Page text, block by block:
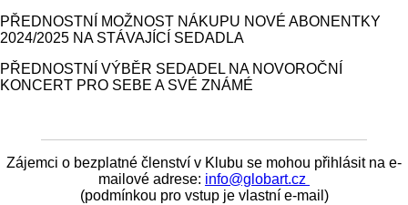
PŘEDNOSTNÍ MOŽNOST NÁKUPU NOVÉ ABONENTKY
2024/2025 NA STÁVAJÍCÍ SEDADLA
PŘEDNOSTNÍ VÝBĚR SEDADEL NA NOVOROČNÍ
KONCERT PRO SEBE A SVÉ ZNÁMÉ
Zájemci o bezplatné členství v Klubu se mohou přihlásit na e-
mailové adrese: info@globart.cz
(podmínkou pro vstup je vlastní e-mail)